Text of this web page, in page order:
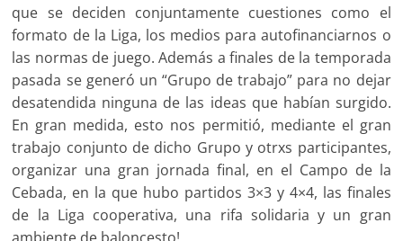
que se deciden conjuntamente cuestiones como el
formato de la Liga, los medios para autofinanciarnos o
las normas de juego. Además a finales de la tempora­da
pasada se generó un “Grupo de trabajo” para no dejar
desatendida ninguna de las ideas que habían surgido.
En gran medida, esto nos permitió, mediante el gran
trabajo conjunto de dicho Grupo y otrxs partici­pantes,
organizar una gran jornada final, en el Campo de la
Cebada, en la que hubo partidos 3×3 y 4×4, las finales
de la Liga cooperativa, una rifa solidaria y un gran